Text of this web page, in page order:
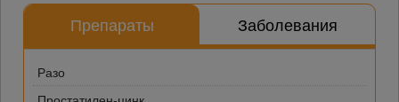
Препараты Заболевания
Разо